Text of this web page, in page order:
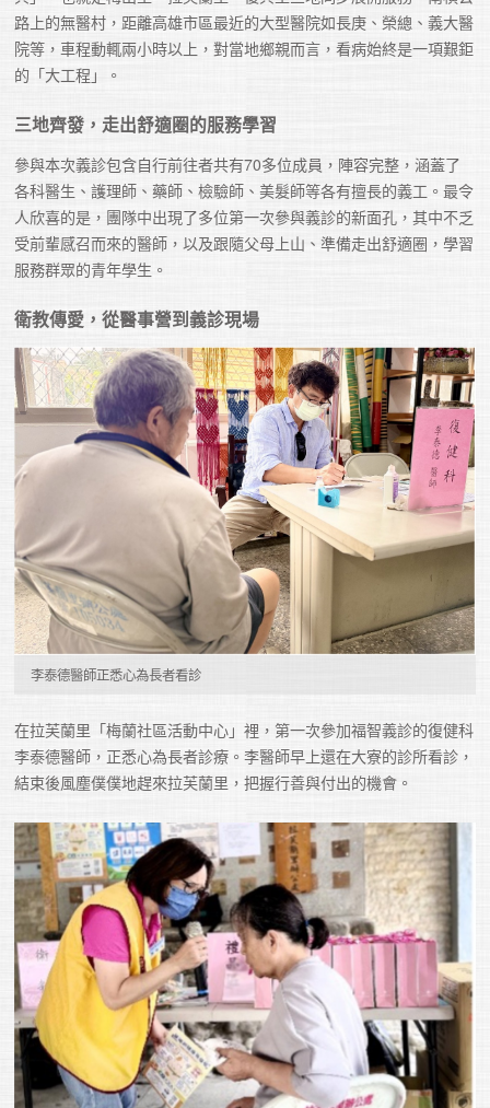
路上的無醫村，距離高雄市區最近的大型醫院如長庚、榮總、義大醫
院等，車程動輒兩小時以上，對當地鄉親而言，看病始終是一項艱鉅
的「大工程」。
三地齊發，走出舒適圈的服務學習
參與本次義診包含自行前往者共有70多位成員，陣容完整，涵蓋了
各科醫生、護理師、藥師、檢驗師、美髮師等各有擅長的義工。最令
人欣喜的是，團隊中出現了多位第一次參與義診的新面孔，其中不乏
受前輩感召而來的醫師，以及跟隨父母上山、準備走出舒適圈，學習
服務群眾的青年學生。
衛教傳愛，從醫事營到義診現場
李泰德醫師正悉心為長者看診
在拉芙蘭里「梅蘭社區活動中心」裡，第一次參加福智義診的復健科
李泰德醫師，正悉心為長者診療。李醫師早上還在大寮的診所看診，
結束後風塵僕僕地趕來拉芙蘭里，把握行善與付出的機會。